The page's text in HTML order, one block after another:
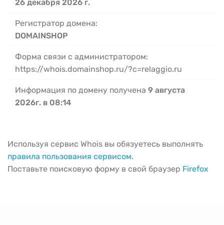
26 декабря 2026 г.
Регистратор домена:
DOMAINSHOP
Форма связи с администратором:
https://whois.domainshop.ru/?c=relaggio.ru
Информация по домену получена 9 августа
2026г. в 08:14
Используя сервис Whois вы обязуетесь выполнять
правила пользования сервисом.
Поставьте поисковую форму в свой браузер Firefox